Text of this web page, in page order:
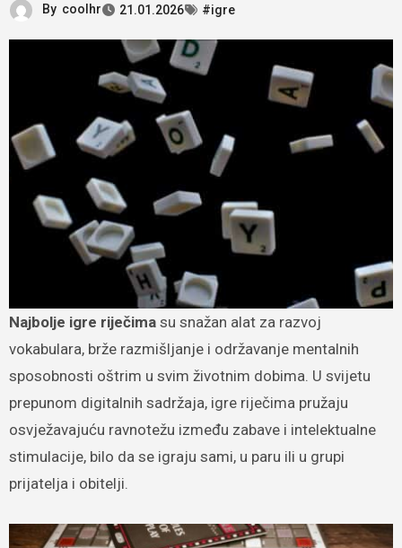
By coolhr 21.01.2026 #igre
Najbolje igre riječimasu snažan alat za razvoj
vokabulara, brže razmišljanje i održavanje mentalnih
sposobnosti oštrim u svim životnim dobima. U svijetu
prepunom digitalnih sadržaja, igre riječima pružaju
osvježavajuću ravnotežu između zabave i intelektualne
stimulacije, bilo da se igraju sami, u paru ili u grupi
prijatelja i obitelji.